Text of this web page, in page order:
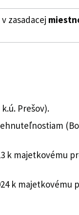
zasadacej
Prešov).
k majetkovému
k